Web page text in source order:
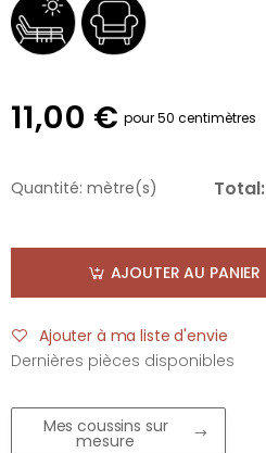
11,00 € pour 50 centimètres
Quantité: mètre(s) Total:
AJOUTER AU PANIER
Ajouter à ma liste d'envie
Dernières pièces disponibles
Mes coussins sur
mesure